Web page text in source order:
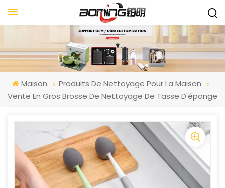
Maison
Produits De Nettoyage Pour La Maison
Vente En Gros Brosse De Nettoyage De Tasse D'éponge